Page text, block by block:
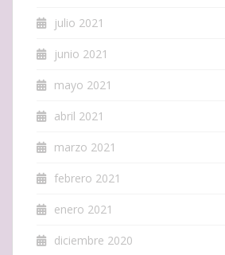
julio 2021
junio 2021
mayo 2021
abril 2021
marzo 2021
febrero 2021
enero 2021
diciembre 2020